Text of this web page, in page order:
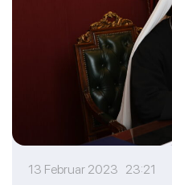
13 Februar 2023 23:21